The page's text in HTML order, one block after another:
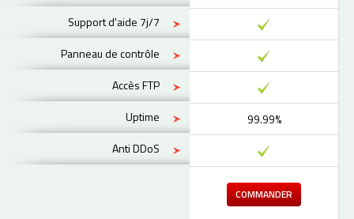
Support d'aide 7j/7
Panneau de contrôle
Accès FTP
Uptime
Anti DDoS
99.99%
COMMANDER